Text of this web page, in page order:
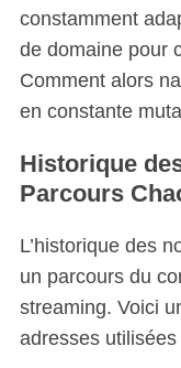
constamment
de domaine pour
Comment alors
en constante
Historique
Parcours
L’historique des
un parcours du
streaming. Voici
adresses